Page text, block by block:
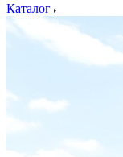
Каталог